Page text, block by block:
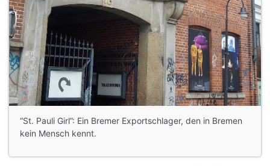
“St. Pauli Girl”: Ein Bremer Exportschlager, den in Bremen
kein Mensch kennt.